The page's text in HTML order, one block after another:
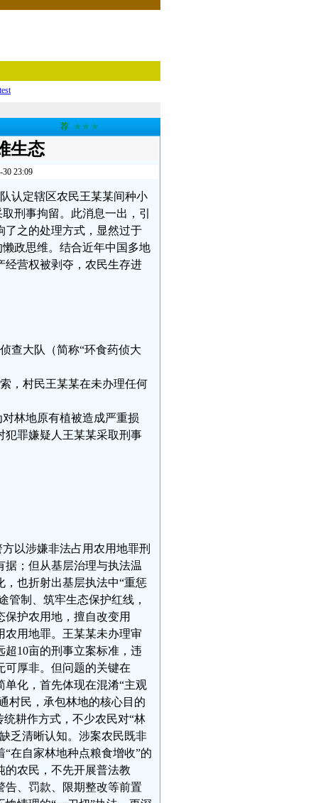
test
荐 ★★★
生态
23:09
认定辖区农民王某某间种小
刑事拘留。此消息一出，引
了之的处理方式，显然过于
政思维。结合近年中国多地
经营权被剥夺，农民生存进
查大队（简称“环食药侦大
，村民王某某在未办理任何
林地原有植被造成严重损
犯罪嫌疑人王某某采取刑事
以涉嫌非法占用农用地罪刑
；但从基层治理与执法温
也折射出基层执法中“重惩
管制、筑牢生态保护红线，
护农用地，擅自改变用
用地罪。王某某未办理审
10亩的刑事立案标准，违
可厚非。但问题的关键在
化，首先体现在混淆“主观
村民，承包林地的核心目的
耕作方式，不少农民对“林
乏清晰认知。涉案农民既非
在自家林地种点粮食增收”的
的农民，不先开展普法教
、罚款、限期整改等前置